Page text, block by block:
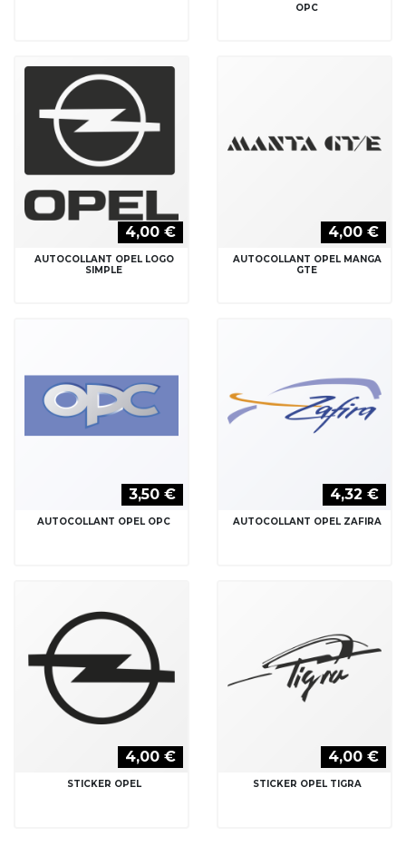
OPC
4,00 €
AUTOCOLLANT OPEL LOGO
SIMPLE
4,00 €
AUTOCOLLANT OPEL MANGA
GTE
3,50 €
AUTOCOLLANT OPEL OPC
4,32 €
AUTOCOLLANT OPEL ZAFIRA
4,00 €
STICKER OPEL
4,00 €
STICKER OPEL TIGRA